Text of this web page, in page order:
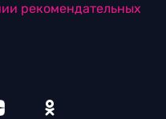
рекомендательных